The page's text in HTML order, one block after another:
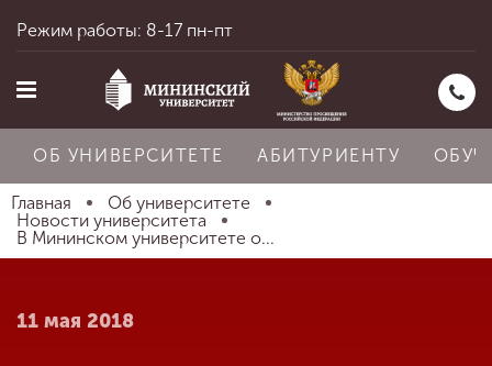
Главная
Режим работы: 8-17 пн-пт
ОБ УНИВЕРСИТЕТЕ АБИТУРИЕНТУ
Главная
Об университете
Новости университета
В Мининском университете о...
11 мая 2018